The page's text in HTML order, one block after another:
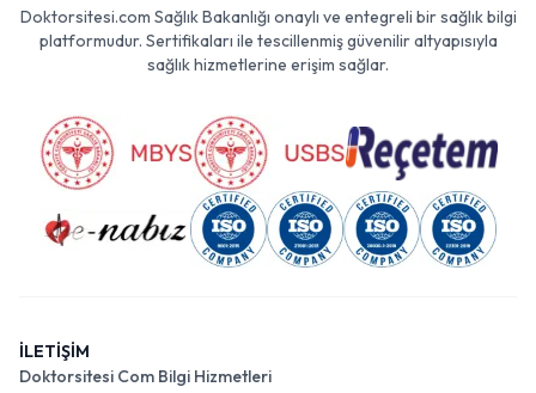
Doktorsitesi.com Sağlık Bakanlığı onaylı ve entegreli bir sağlık bilgi
platformudur. Sertifikaları ile tescillenmiş güvenilir altyapısıyla
sağlık hizmetlerine erişim sağlar.
İLETİŞİM
Doktorsitesi Com Bilgi Hizmetleri